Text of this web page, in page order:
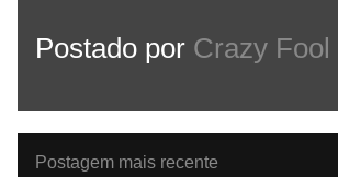
Postado por Crazy Fool
Postagem mais recente